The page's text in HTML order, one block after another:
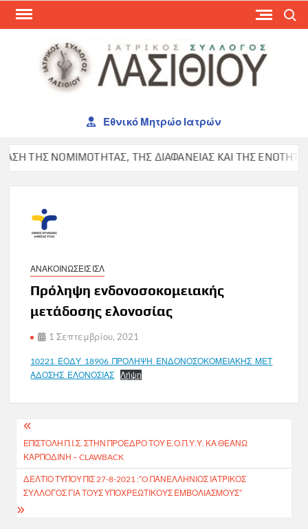
Skip
Εθνικό Μητρώο Ιατρών
ΤΗΣ ΝΟΜΙΜΟΤΗΤΑΣ, ΤΗΣ ΔΙΑΦΑΝΕΙΑΣ ΚΑΙ ΤΗΣ ΕΝΟΤΗΤΑΣ
ΑΝΑΚΟΙΝΩΣΕΙΣ ΙΣΛ
Πρόληψη ενδονοσοκομειακής
μετάδοσης ελονοσίας
1 Σεπτεμβρίου, 2021
10221_ΕΟΔΥ_18906_ΠΡΟΛΗΨΗ_ΕΝΔΟΝΟΣΟΚΟΜΕΙΑΚΗΣ_ΜΕΤ
ΑΔΟΣΗΣ_ΕΛΟΝΟΣΙΑΣ
Λήψη
Πλοήγηση
άρθρων
ΕΠΙΣΤΟΛΗ Π.Ι.Σ. ΣΤΗΝ ΠΡΟΕΔΡΟ ΤΟΥ Ε.Ο.Π.Υ.Υ. ΚΑ ΘΕΑΝΩ
ΚΑΡΠΟΔΙΝΗ – CLAWBACK
ΔΕΛΤΙΟ ΤΥΠΟΥ ΠΙΣ 27-8-2021 :”O ΠΑΝΕΛΛΗΝΙΟΣ ΙΑΤΡΙΚΟΣ
ΣΥΛΛΟΓΟΣ ΓΙΑ ΤΟΥΣ ΥΠΟΧΡΕΩΤΙΚΟΥΣ ΕΜΒΟΛΙΑΣΜΟΥΣ”